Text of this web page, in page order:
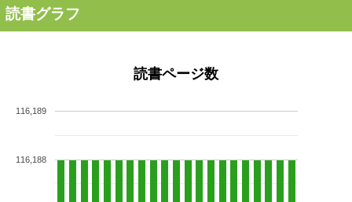
読書グラフ
読書ページ数
116,188
116,189